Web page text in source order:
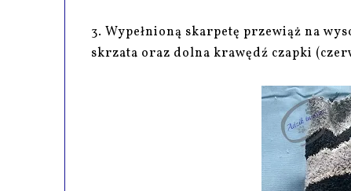
3. Wypełnioną skarpetę przewiąż na
skrzata oraz dolna krawędź czapki